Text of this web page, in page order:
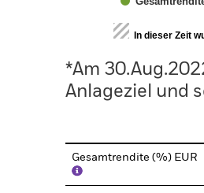
End of interactive chart.
In dieser Zeit
*Am
Anlageziel und
Gesamtrendite (%) EUR